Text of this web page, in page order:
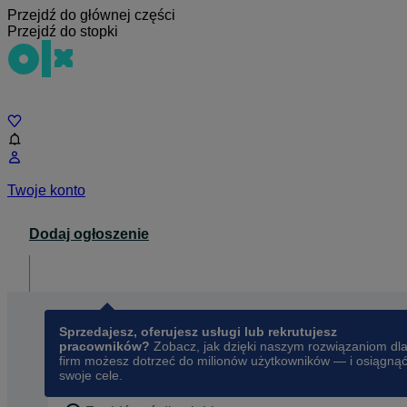
Przejdź do głównej części
Przejdź do stopki
Twoje konto
Dodaj ogłoszenie
Sprzedajesz, oferujesz usługi lub rekrutujesz
pracowników? Zobacz, jak dzięki naszym rozwiązaniom dla
firm możesz dotrzeć do milionów użytkowników — i osiągnąć
swoje cele.